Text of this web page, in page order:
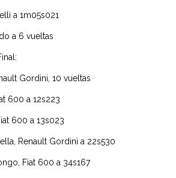
a 1m05s021
a 6 vueltas
Gordini, 10 vueltas
600 a 12s223
600 a 13s023
Renault Gordini a 22s530
Fiat 600 a 34s167